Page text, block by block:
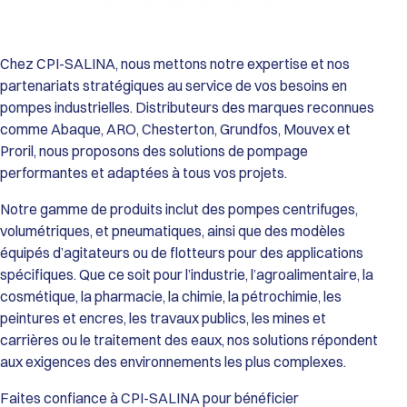
Viscosité : Capacité de transfert jusqu’à 55 000 cSt (modèle
HDX80).
Température de service : De 0°C à 70°C (Standard) et jusqu’à
80°C (avec tuyau EPDM).
Passage de solides : Particules dures jusqu’à 12 mm et
particules souples jusqu’à 20 mm.
Construction et Matériaux :
Roue et Couvercle : Fonte GS et Acier haute résistance.
Tuyaux Configurables (selon l’application) : Caoutchouc
Naturel (Standard), EPDM, Buna N (NBR), Buna N Alimentaire
(FDA), ou Hypalon.
Raccordements : Brides robustes ISO PN16 (Standard) ou ISO
PN20 / ANSI 150 (Option).
Atouts Opérationnels :
Fiabilité Maximale : Absence totale de garnitures mécaniques,
de clapets ou de vannes, éliminant les risques de fuites et de
blocages.
Maintenance Simplifiée : Le tuyau est l’unique pièce d’usure,
Chez CPI-SALINA, nous mettons notre expertise et nos
partenariats stratégiques au service de vos besoins en
pompes industrielles. Distributeurs des marques reconnues
comme Abaque, ARO, Chesterton, Grundfos, Mouvex et
Proril, nous proposons des solutions de pompage
performantes et adaptées à tous vos projets.
Notre gamme de produits inclut des pompes centrifuges,
volumétriques, et pneumatiques, ainsi que des modèles
équipés d’agitateurs ou de flotteurs pour des applications
spécifiques. Que ce soit pour l’industrie, l’agroalimentaire, la
cosmétique, la pharmacie, la chimie, la pétrochimie, les
peintures et encres, les travaux publics, les mines et
carrières ou le traitement des eaux, nos solutions répondent
aux exigences des environnements les plus complexes.
Faites confiance à CPI-SALINA pour bénéficier